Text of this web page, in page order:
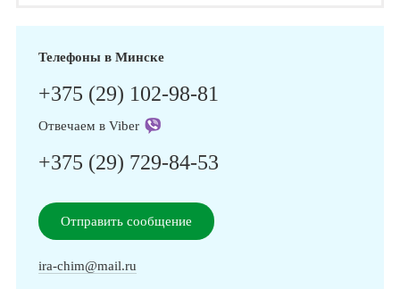
Телефоны в Минске
+375 (29) 102-98-81
Отвечаем в Viber
+375 (29) 729-84-53
Отправить сообщение
ira-chim@mail.ru